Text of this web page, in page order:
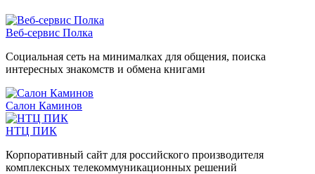
Веб-сервис Полка
Социальная сеть на минималках для общения, поиска
интересных знакомств и обмена книгами
Салон Каминов
НТЦ ПИК
Корпоративный сайт для российского производителя
комплексных телекоммуникационных решений